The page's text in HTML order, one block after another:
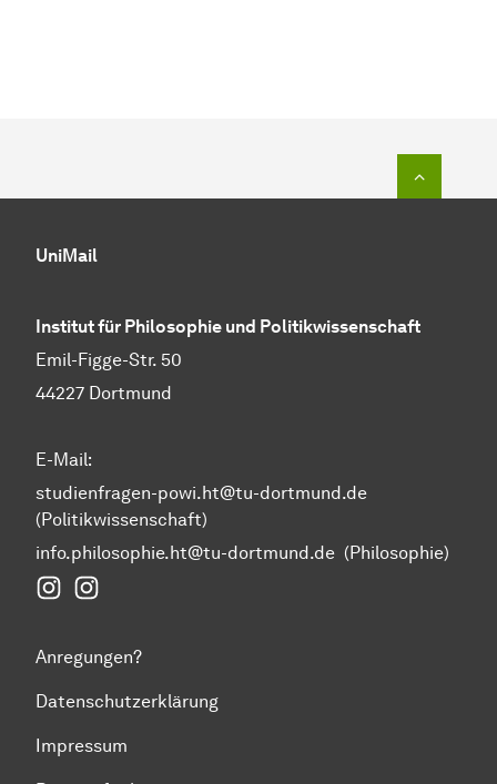
UniMail
Institut für Philosophie und Politikwissenschaft
Emil-Figge-Str. 50
44227 Dortmund
E-Mail:
studienfragen-powi.ht@tu-dortmund.de
(Politikwissenschaft)
info.philosophie.ht@tu-dortmund.de (Philosophie)
Instagram Fakultät Humanwissenschaften und
Anregungen?
Datenschutzerklärung
Impressum